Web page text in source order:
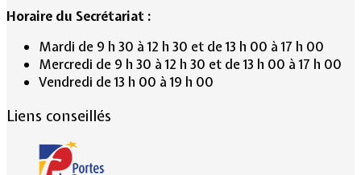
Horaire du Secrétariat :
Mardi de 9 h 30 à 12 h 30 et de 13 h 00 à 17 h 00
Mercredi de 9 h 30 à 12 h 30 et de 13 h 00 à 17 h 00
Vendredi de 13 h 00 à 19 h 00
Liens conseillés